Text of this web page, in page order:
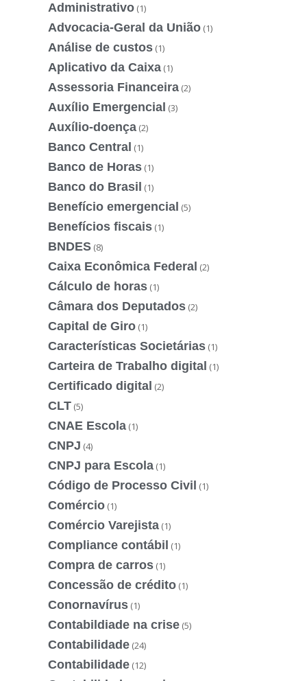
Administrativo (1)
Advocacia-Geral da União (1)
Análise de custos (1)
Aplicativo da Caixa (1)
Assessoria Financeira (2)
Auxílio Emergencial (3)
Auxílio-doença (2)
Banco Central (1)
Banco de Horas (1)
Banco do Brasil (1)
Benefício emergencial (5)
Benefícios fiscais (1)
BNDES (8)
Caixa Econômica Federal (2)
Cálculo de horas (1)
Câmara dos Deputados (2)
Capital de Giro (1)
Características Societárias (1)
Carteira de Trabalho digital (1)
Certificado digital (2)
CLT (5)
CNAE Escola (1)
CNPJ (4)
CNPJ para Escola (1)
Código de Processo Civil (1)
Comércio (1)
Comércio Varejista (1)
Compliance contábil (1)
Compra de carros (1)
Concessão de crédito (1)
Conornavírus (1)
Contabildiade na crise (5)
Contabilidade (24)
Contabilidade (12)